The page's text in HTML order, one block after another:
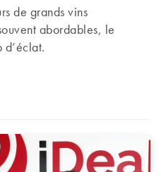
de grands vins
abordables, le
d’éclat.
| Le guide d’iDealwine